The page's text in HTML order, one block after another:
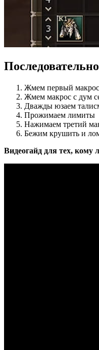
Жмем первый
Жмем макрос с дум
Дважды юзаем
Прожимаем лимиты
Нажимаем третий
Бежим крушить и
Видеогайд для тех, кому